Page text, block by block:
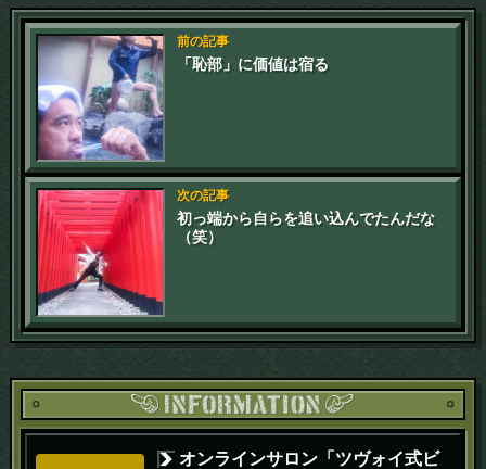
前の記事
「恥部」に価値は宿る
次の記事
初っ端から自らを追い込んでたんだな
（笑）
オンラインサロン「ツヴォイ式ビ